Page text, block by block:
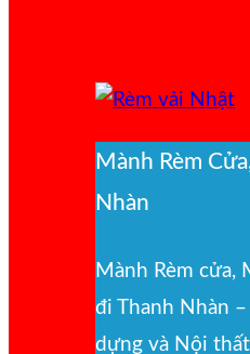
Mành Rèm
Nhàn
Mành Rèm cửa,
đi Thanh Nhàn
dựng và Nội